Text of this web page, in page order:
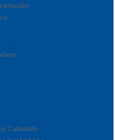
Inteligente
Cableado